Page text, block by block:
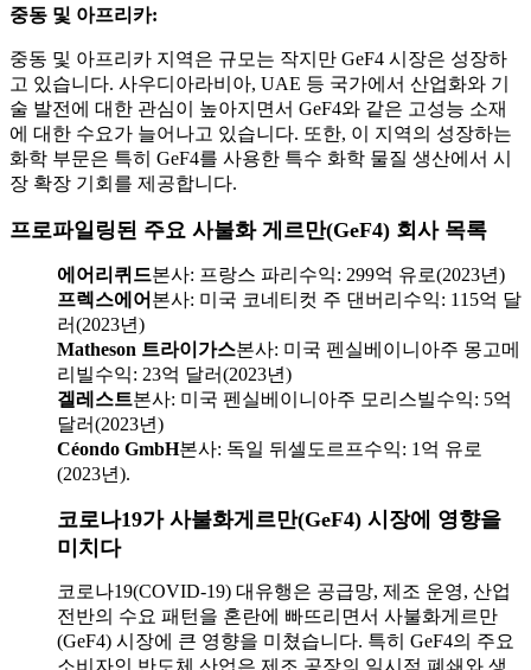
중동 및 아프리카:
중동 및 아프리카 지역은 규모는 작지만 GeF4 시장은 성장하
고 있습니다. 사우디아라비아, UAE 등 국가에서 산업화와 기
술 발전에 대한 관심이 높아지면서 GeF4와 같은 고성능 소재
에 대한 수요가 늘어나고 있습니다. 또한, 이 지역의 성장하는
화학 부문은 특히 GeF4를 사용한 특수 화학 물질 생산에서 시
장 확장 기회를 제공합니다.
프로파일링된 주요 사불화 게르만(GeF4) 회사 목록
에어리퀴드본사: 프랑스 파리수익: 299억 유로(2023년)
프렉스에어 본사: 미국 코네티컷 주 댄버리수익: 115억 달
러(2023년)
Matheson 트라이가스본사: 미국 펜실베이니아주 몽고메
리빌수익: 23억 달러(2023년)
겔레스트본사: 미국 펜실베이니아주 모리스빌수익: 5억
달러(2023년)
Céondo GmbH본사: 독일 뒤셀도르프수익: 1억 유로
(2023년).
코로나19가 사불화게르만(GeF4) 시장에 영향을
미치다
코로나19(COVID-19) 대유행은 공급망, 제조 운영, 산업
전반의 수요 패턴을 혼란에 빠뜨리면서 사불화게르만
(GeF4) 시장에 큰 영향을 미쳤습니다. 특히 GeF4의 주요
소비자인 반도체 산업은 제조 공장의 일시적 폐쇄와 생